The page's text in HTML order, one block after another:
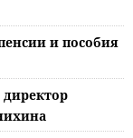
и пособия